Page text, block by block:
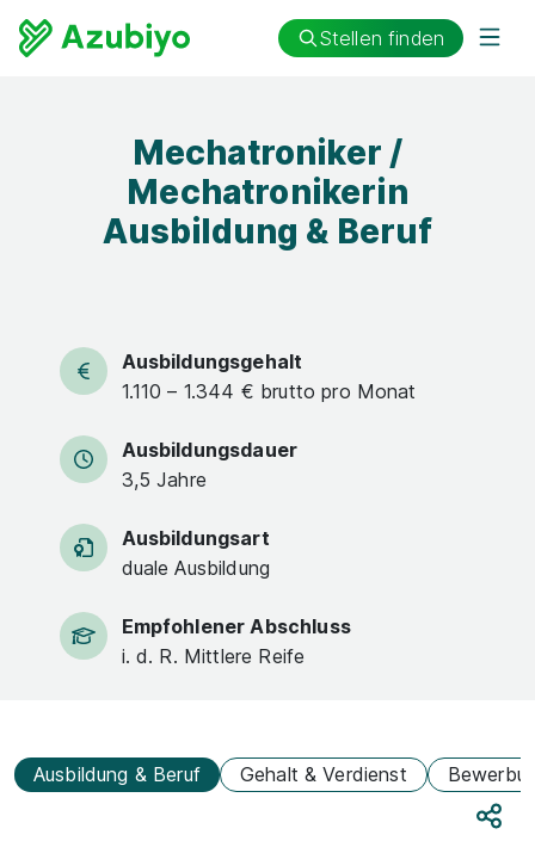
Stellen finden
Mechatroniker /
Mechatronikerin
Ausbildung & Beruf
Ausbildungsgehalt
1.110 – 1.344 € brutto pro Monat
Ausbildungsdauer
3,5 Jahre
Ausbildungsart
duale Ausbildung
Empfohlener Abschluss
i. d. R. Mittlere Reife
Ausbildung & Beruf Gehalt & Verdienst